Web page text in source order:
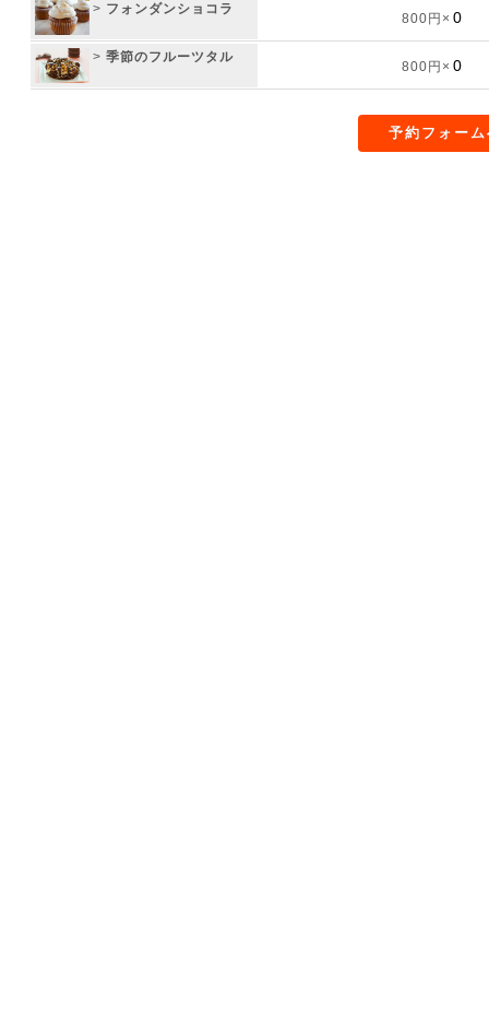
> フォンダンショコラ
800円×
> 季節のフルーツタル
800円×